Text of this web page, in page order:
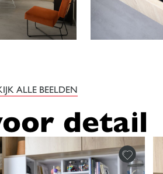
ALLE BEELDEN
detail